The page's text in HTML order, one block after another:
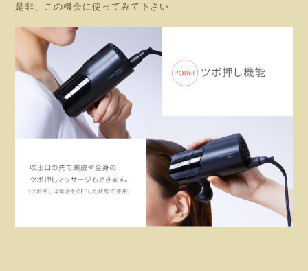
是非、この機会に使ってみて下さい